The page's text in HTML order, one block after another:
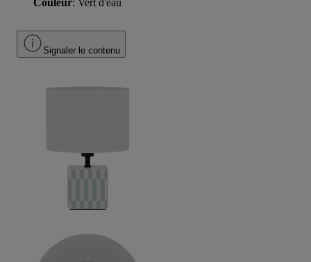
Couleur: Vert d'eau
Signaler le contenu